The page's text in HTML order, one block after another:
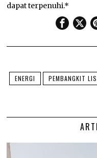
dapat terpenuhi.*
ENERGI PEMBANGKIT